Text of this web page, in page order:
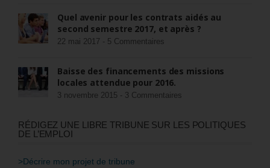
Quel avenir pour les contrats aidés au
second semestre 2017, et après ?
22 mai 2017 - 5 Commentaires
Baisse des financements des missions
locales attendue pour 2016.
3 novembre 2015 - 3 Commentaires
RÉDIGEZ UNE LIBRE TRIBUNE SUR LES POLITIQUES
DE L’EMPLOI
>Décrire mon projet de tribune